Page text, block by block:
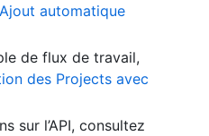
Ajout automatique
de flux de travail,
des Projects avec
sur l’API, consultez